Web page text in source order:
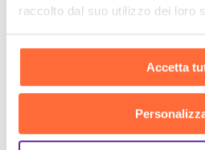
raccolto dal suo utilizzo dei loro
Accetta